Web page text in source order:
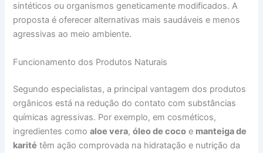
sintéticos ou organismos geneticamente modificados. A
proposta é oferecer alternativas mais saudáveis e menos
agressivas ao meio ambiente.
Funcionamento dos Produtos Naturais
Segundo especialistas, a principal vantagem dos produtos
orgânicos está na redução do contato com substâncias
químicas agressivas. Por exemplo, em cosméticos,
ingredientes comoaloe vera,óleo de coco e manteiga de
karité têm ação comprovada na hidratação e nutrição da